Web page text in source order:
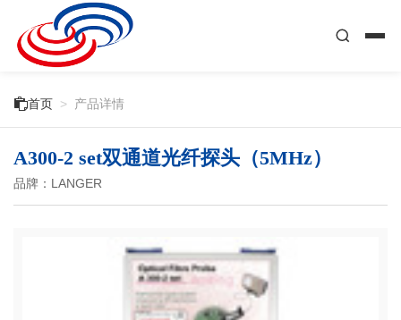
首页 > 产品详情
A300-2 set双通道光纤探头（5MHz）
品牌：LANGER